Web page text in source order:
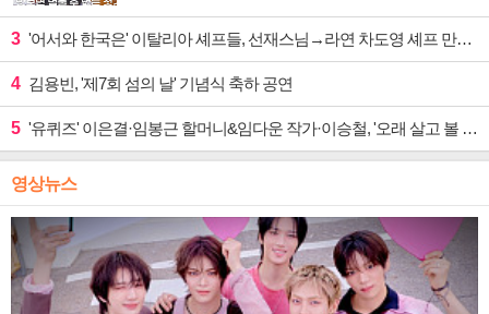
3 '어서와 한국은' 이탈리아 셰프들, 선재스님→라연 차도영 셰프 만난다
4 김용빈, '제7회 섬의 날' 기념식 축하 공연
5 '유퀴즈' 이은결·임봉근 할머니&임다운 작가·이승철, '오래 살고 볼 일' 특집 출격
영상뉴스